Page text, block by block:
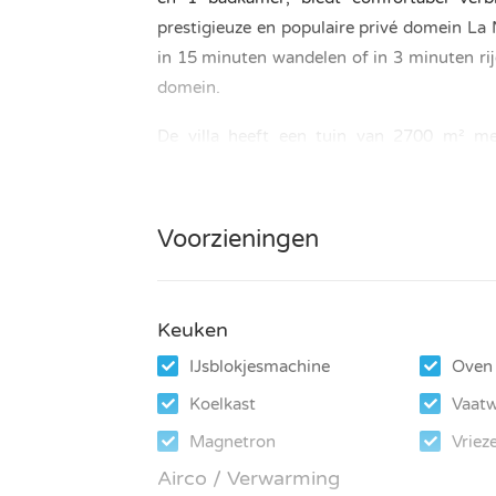
prestigieuze en populaire privé domein
in 15 minuten wandelen of in 3 minuten
domein.
De villa heeft een tuin van 2700 m²
verwarmd zwembad van 10 × 4
SLAAPKAMERS EN BADKAMERS
– Eerste verdieping: 1 slaapkamer met
– Eerste verdieping: 1 slaapkamer met
badkamer.
– Onafhankelijke aanbouw: 1 slaapkamer
Voorzieningen
Keuken
IJsblokjesmachine
Koelkast
Magnetron
Oven
Airco / Verwarming